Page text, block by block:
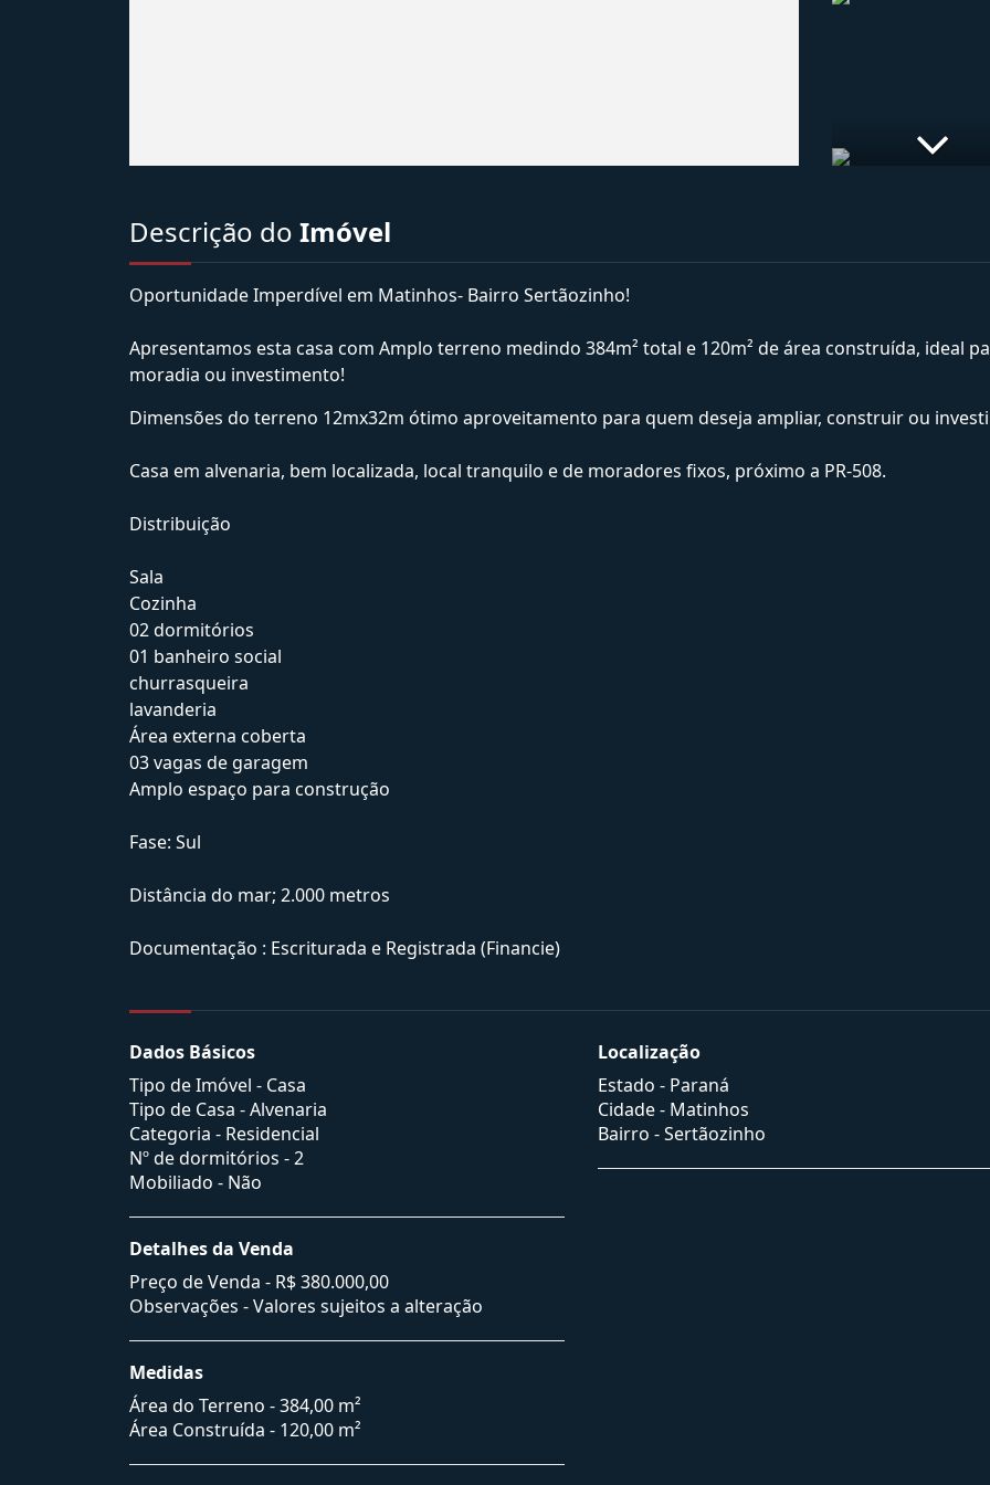
Descrição do Imóvel
Oportunidade Imperdível em Matinhos- Bairro Sertãozinho!
Apresentamos esta casa com Amplo terreno medindo 384m² total e 120m² de área construída, ideal
moradia ou investimento!
Dimensões do terreno 12mx32m ótimo aproveitamento para quem deseja ampliar, construir ou
Casa em alvenaria, bem localizada, local tranquilo e de moradores fixos, próximo a PR-508.
Distribuição
Sala
Cozinha
02 dormitórios
01 banheiro social
churrasqueira
lavanderia
Área externa coberta
03 vagas de garagem
Amplo espaço para construção
Fase: Sul
Distância do mar; 2.000 metros
Documentação : Escriturada e Registrada (Financie)
Dados Básicos
Tipo de Imóvel - Casa
Tipo de Casa - Alvenaria
Categoria - Residencial
Nº de dormitórios - 2
Mobiliado - Não
Detalhes da Venda
Preço de Venda - R$ 380.000,00
Observações - Valores sujeitos a alteração
Medidas
Área do Terreno - 384,00 m²
Área Construída - 120,00 m²
Localização
Estado - Paraná
Cidade - Matinhos
Bairro -Sertãozinho